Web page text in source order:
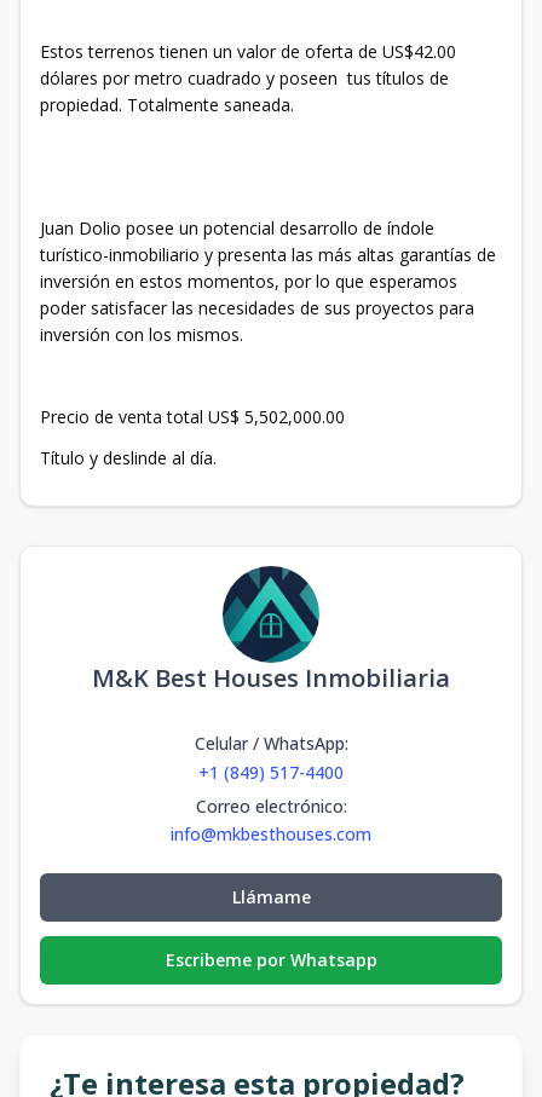
Estos terrenos tienen un valor de oferta de US$42.00
dólares por metro cuadrado y poseen tus títulos de
propiedad. Totalmente saneada.
Juan Dolio posee un potencial desarrollo de índole
turístico-inmobiliario y presenta las más altas garantías de
inversión en estos momentos, por lo que esperamos
poder satisfacer las necesidades de sus proyectos para
inversión con los mismos.
Precio de venta total US$ 5,502,000.00
Título y deslinde al día.
M&K Best Houses Inmobiliaria
Celular / WhatsApp:
+1 (849) 517-4400
Correo electrónico:
info@mkbesthouses.com
Llámame
Escribeme por Whatsapp
¿Te interesa esta propiedad?